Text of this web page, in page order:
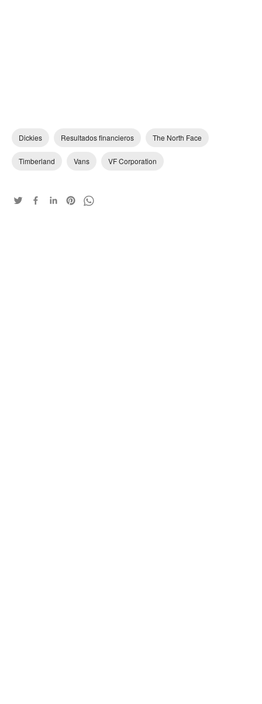
Dickies Resultados financieros The North Face
Timberland Vans VF Corporation